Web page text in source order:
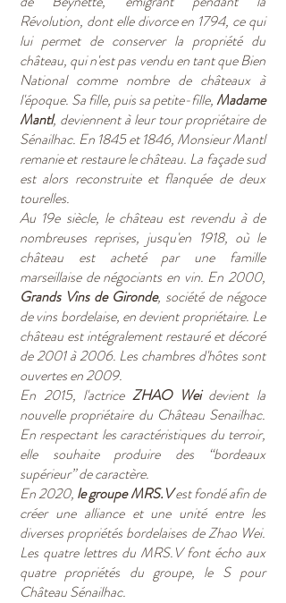
Révolution, dont elle divorce en 1794, ce qui
lui permet de conserver la propriété du
château, qui n'est pas vendu en tant que Bien
National comme nombre de châteaux à
l'époque. Sa fille, puis sa petite-fille,Madame
Mantl, deviennent à leur tour propriétaire de
Sénailhac. En 1845 et 1846, Monsieur Mantl
remanie et restaure le château. La façade sud
est alors reconstruite et flanquée de deux
tourelles.
Au 19e siècle, le château est revendu à de
nombreuses reprises, jusqu'en 1918, où le
château est acheté par une famille
marseillaise de négociants en vin. En 2000,
Grands Vins de Gironde, société de négoce
de vins bordelaise, en devient propriétaire. Le
château est intégralement restauré et décoré
de 2001 à 2006. Les chambres d'hôtes sont
ouvertes en 2009.
En 2015, l'actrice ZHAO Wei devient la
nouvelle propriétaire du Château Senailhac.
En respectant les caractéristiques du terroir,
elle souhaite produire des “bordeaux
supérieur” de caractère.
​En 2020, le groupe MRS.Vest fondé afin de
créer une alliance et une unité entre les
diverses propriétés bordelaises de Zhao Wei.
Les quatre lettres du MRS.V font écho aux
quatre propriétés du groupe, le S pour
Château Sénailhac.